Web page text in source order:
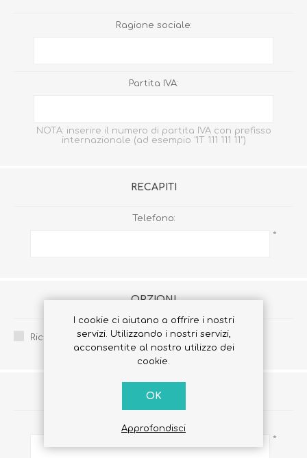
Ragione sociale:
Partita IVA:
NOTA: inserire il numero di partita IVA con prefisso
internazionale (ad esempio "IT 111 111 11")
RECAPITI
Telefono:
*
OPZIONI
Ricevi la newsletter:
PASSWORD
Password:
*
I cookie ci aiutano a offrire i nostri
servizi. Utilizzando i nostri servizi,
acconsentite al nostro utilizzo dei
cookie.
OK
Approfondisci